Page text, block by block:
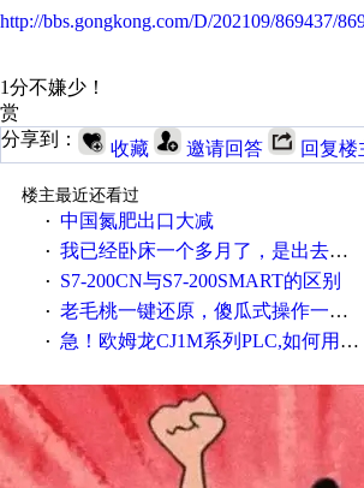
http://bbs.gongkong.com/D/202109/869437/
1分不嫌少！
赏
分享到：
收藏 邀请回答 回复楼
楼主最近还看过
· 中国氮肥出口大减
· 我已经卧床一个多月了，是出去安装机械手在高速遭遇车祸所致:大家工作都要特别注意啊
· S7-200CN与S7-200SMART的区别
· 老毛桃一键还原，傻瓜式操作一键轻松备份还原；程序为向导式安装，一键即可实现自动备份或还原系统。
· 急！欧姆龙CJ1M系列PLC,如何用时间控制变频器。要求时间在组态王中可以自由输入！拜托各位大神了！